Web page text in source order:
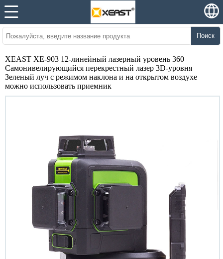
Поиск
XEAST XE-903 12-линейный лазерный уровень 360
Самонивелирующийся перекрестный лазер 3D-уровня
Зеленый луч с режимом наклона и на открытом воздухе
можно использовать приемник